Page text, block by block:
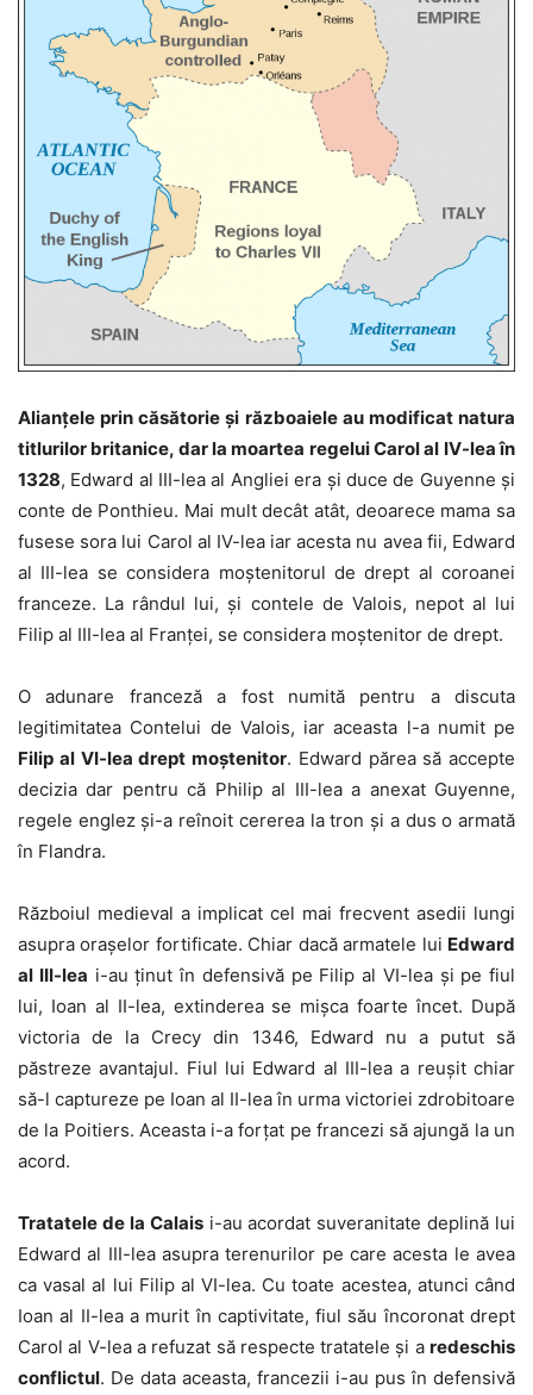
Alianțele prin căsătorie și războaiele au modificat natura
titlurilor britanice, dar la moartea regelui Carol al IV-lea în
1328, Edward al III-lea al Angliei era și duce de Guyenne și
conte de Ponthieu. Mai mult decât atât, deoarece mama sa
fusese sora lui Carol al IV-lea iar acesta nu avea fii, Edward
al III-lea se considera moștenitorul de drept al coroanei
franceze. La rândul lui, și contele de Valois, nepot al lui
Filip al III-lea al Franței, se considera moștenitor de drept.
O adunare franceză a fost numită pentru a discuta
legitimitatea Contelui de Valois, iar aceasta l-a numit pe
Filip al VI-lea drept moștenitor. Edward părea să accepte
decizia dar pentru că Philip al III-lea a anexat Guyenne,
regele englez și-a reînoit cererea la tron și a dus o armată
în Flandra.
Războiul medieval a implicat cel mai frecvent asedii lungi
asupra orașelor fortificate. Chiar dacă armatele lui Edward
al III-lea i-au ținut în defensivă pe Filip al VI-lea și pe fiul
lui, Ioan al II-lea, extinderea se mișca foarte încet. După
victoria de la Crecy din 1346, Edward nu a putut să
păstreze avantajul. Fiul lui Edward al III-lea a reușit chiar
să-l captureze pe Ioan al II-lea în urma victoriei zdrobitoare
de la Poitiers. Aceasta i-a forțat pe francezi să ajungă la un
acord.
Tratatele de la Calaisi-au acordat suveranitate deplină lui
Edward al III-lea asupra terenurilor pe care acesta le avea
ca vasal al lui Filip al VI-lea. Cu toate acestea, atunci când
Ioan al II-lea a murit în captivitate, fiul său încoronat drept
Carol al V-lea a refuzat să respecte tratatele și a redeschis
conflictul. De data aceasta, francezii i-au pus în defensivă